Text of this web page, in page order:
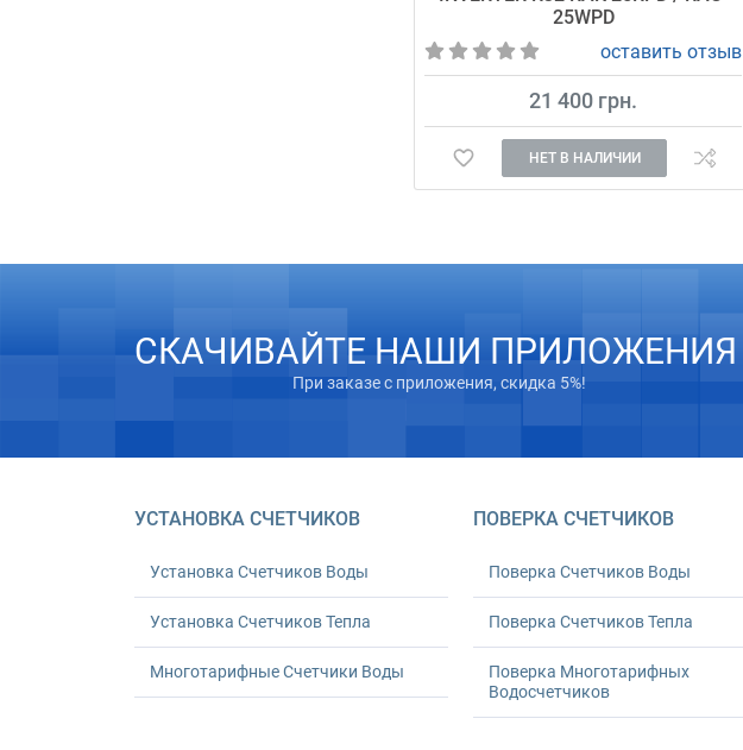
25WPD
оставить отзыв
21 400 грн.
НЕТ В НАЛИЧИИ
СКАЧИВАЙТЕ НАШИ ПРИЛОЖЕНИЯ
При заказе с приложения, скидка 5%!
УСТАНОВКА СЧЕТЧИКОВ
Установка Счетчиков Воды
Установка Счетчиков Тепла
Многотарифные Счетчики Воды
ПОВЕРКА СЧЕТЧИКОВ
Поверка Счетчиков Воды
Поверка Счетчиков Тепла
Поверка Многотарифных
Водосчетчиков